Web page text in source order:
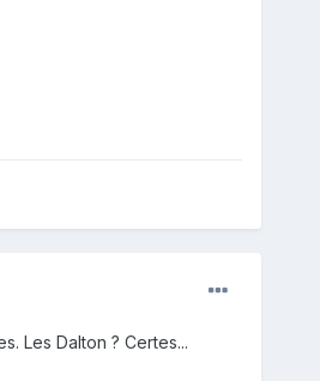
Les Dalton ? Certes...